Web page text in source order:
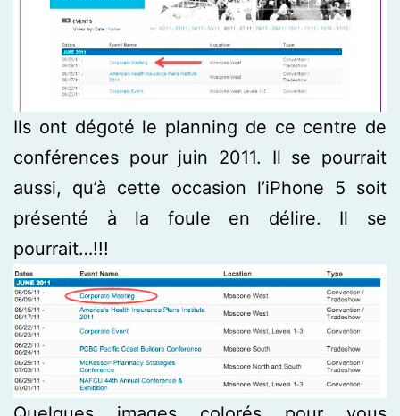
Ils ont dégoté le planning de ce centre de
conférences pour juin 2011. Il se pourrait
aussi, qu’à cette occasion l’iPhone 5 soit
présenté à la foule en délire. Il se
pourrait…!!!